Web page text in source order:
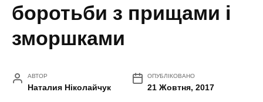
боротьби з прищами і
зморшками
АВТОР
Наталия Ніколайчук
ОПУБЛІКОВАНО
21 Жовтня, 2017